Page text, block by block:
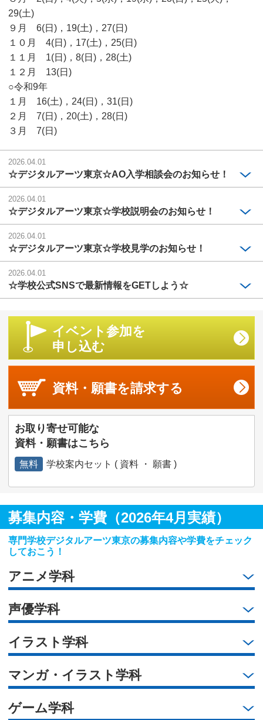
29(土)
９月 6(日)，19(土)，27(日)
１０月 4(日)，17(土)，25(日)
１１月 1(日)，8(日)，28(土)
１２月 13(日)
○令和9年
１月 16(土)，24(日)，31(日)
２月 7(日)，20(土)，28(日)
３月 7(日)
2026.04.01
☆デジタルアーツ東京☆AO入学相談会のお知らせ！
2026.04.01
☆デジタルアーツ東京☆学校説明会のお知らせ！
2026.04.01
☆デジタルアーツ東京☆学校見学のお知らせ！
2026.04.01
☆学校公式SNSで最新情報をGETしよう☆
イベント参加を
申し込む
資料・願書を請求する
お取り寄せ可能な
資料・願書はこちら
無料 学校案内セット ( 資料 ・ 願書 )
募集内容・学費（2026年4月実績）
専門学校デジタルアーツ東京の募集内容や学費をチェック
しておこう！
アニメ学科
声優学科
イラスト学科
マンガ・イラスト学科
ゲーム学科